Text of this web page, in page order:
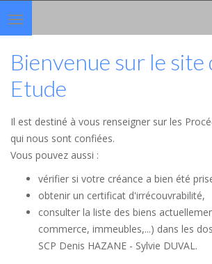
Toggle
navigation
Bienvenue sur le
Etude
Il est destiné à vous renseigner sur les
qui nous sont confiées.
Vous pouvez aussi :
vérifier si votre créance a bien été
obtenir un certificat d'irrécouvrabilité,
consulter la liste des biens
commerce, immeubles,...) dans les
SCP Denis HAZANE - Sylvie DUVAL.